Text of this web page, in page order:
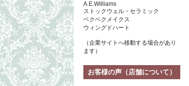
A.E.Williams
ストックウェル・セラミック
ベクベクメイクス
ウィングドハート
（企業サイトへ移動する場合があり
ます）
お客様の声（店舗について）